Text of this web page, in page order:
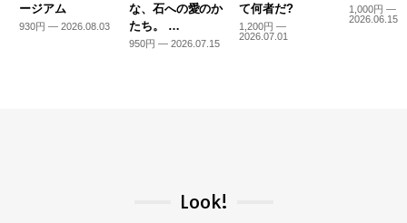
ージアム
930円 — 2026.08.03
な、石への愛のか
たち。 …
950円 — 2026.07.15
て何者だ?
1,200円 —
2026.07.01
1,000円 —
2026.06.15
Look!